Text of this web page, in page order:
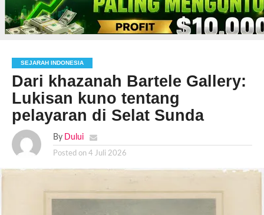
SEJARAH INDONESIA
Dari khazanah Bartele Gallery:
Lukisan kuno tentang
pelayaran di Selat Sunda
By Dului
Posted on 4 Juli 2026